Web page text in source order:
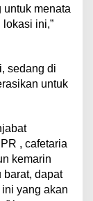
menata
ini,”
sedang di
untuk
, cafetaria
kemarin
barat, dapat
yang akan